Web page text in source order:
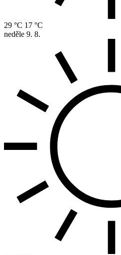
29 °C 17 °C
neděle 9. 8.